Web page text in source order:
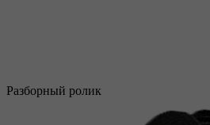
Разборный ролик